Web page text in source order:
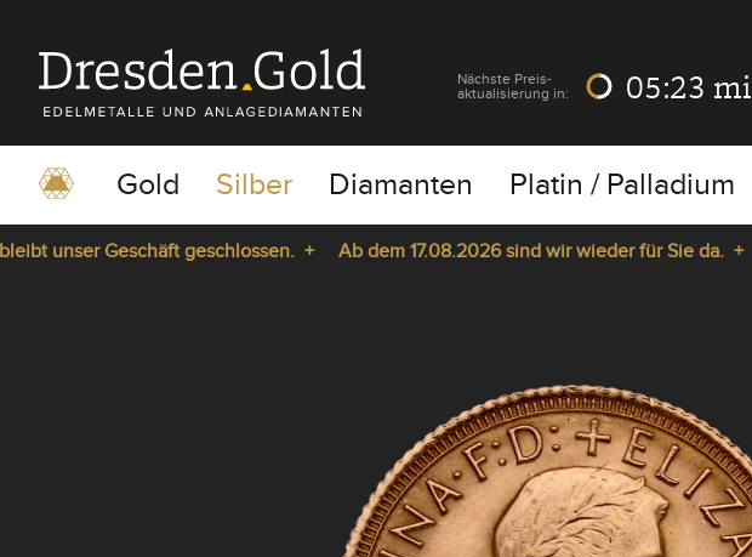
Nächste Preis-
aktualisierung in:
05:23
Gold Silber Diamanten Platin / Palladium
unser Geschäft geschlossen. + Ab dem 17.08.2026 sind wir wieder für Sie da. +